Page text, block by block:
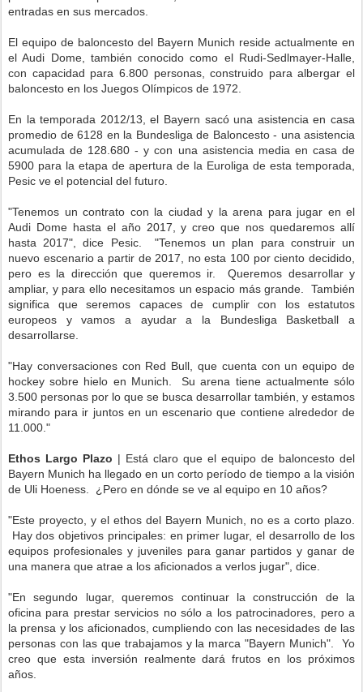
entradas en sus mercados.
El equipo de baloncesto del Bayern Munich reside actualmente en
el Audi Dome, también conocido como el Rudi-Sedlmayer-Halle,
con capacidad para 6.800 personas, construido para albergar el
baloncesto en los Juegos Olímpicos de 1972.
En la temporada 2012/13, el Bayern sacó una asistencia en casa
promedio de 6128 en la Bundesliga de Baloncesto - una asistencia
acumulada de 128.680 - y con una asistencia media en casa de
5900 para la etapa de apertura de la Euroliga de esta temporada,
Pesic ve el potencial del futuro.
"Tenemos un contrato con la ciudad y la arena para jugar en el
Audi Dome hasta el año 2017, y creo que nos quedaremos allí
hasta 2017", dice Pesic. "Tenemos un plan para construir un
nuevo escenario a partir de 2017, no esta 100 por ciento decidido,
pero es la dirección que queremos ir. Queremos desarrollar y
ampliar, y para ello necesitamos un espacio más grande. También
significa que seremos capaces de cumplir con los estatutos
europeos y vamos a ayudar a la Bundesliga Basketball a
desarrollarse.
"Hay conversaciones con Red Bull, que cuenta con un equipo de
hockey sobre hielo en Munich. Su arena tiene actualmente sólo
3.500 personas por lo que se busca desarrollar también, y estamos
mirando para ir juntos en un escenario que contiene alrededor de
11.000."
Ethos Largo Plazo | Está claro que el equipo de baloncesto del
Bayern Munich ha llegado en un corto período de tiempo a la visión
de Uli Hoeness. ¿Pero en dónde se ve al equipo en 10 años?
"Este proyecto, y el ethos del Bayern Munich, no es a corto plazo.
Hay dos objetivos principales: en primer lugar, el desarrollo de los
equipos profesionales y juveniles para ganar partidos y ganar de
una manera que atrae a los aficionados a verlos jugar", dice.
"En segundo lugar, queremos continuar la construcción de la
oficina para prestar servicios no sólo a los patrocinadores, pero a
la prensa y los aficionados, cumpliendo con las necesidades de las
personas con las que trabajamos y la marca "Bayern Munich". Yo
creo que esta inversión realmente dará frutos en los próximos
años.